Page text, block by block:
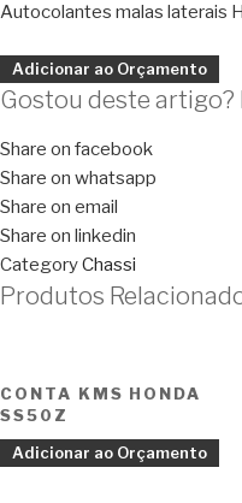
Autocolantes malas laterais
Adicionar ao Orçamento
Gostou deste artigo?
Share on facebook
Share on whatsapp
Share on email
Share on linkedin
CategoryChassi
Produtos
CONTA KMS HONDA
SS50Z
Adicionar ao Orçamento